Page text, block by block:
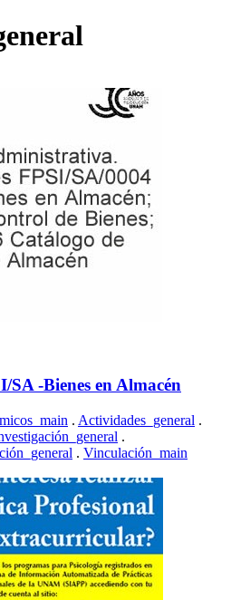
SA -Bienes en Almacén
. Actividades_general .
.
. Vinculación_main